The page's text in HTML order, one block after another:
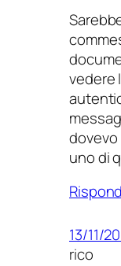
vedere
dovevo
uno di
13/11/
rico